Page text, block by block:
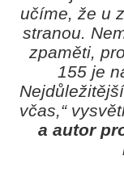
učíme, že u
stranou.
zpaměti,
155 je
včas,“
a autor